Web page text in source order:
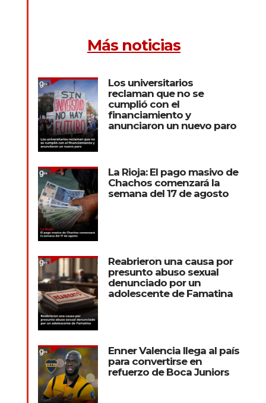
Más noticias
Los universitarios
reclaman que no se
cumplió con el
financiamiento y
anunciaron un nuevo paro
La Rioja: El pago masivo de
Chachos comenzará la
semana del 17 de agosto
Reabrieron una causa por
presunto abuso sexual
denunciado por un
adolescente de Famatina
Enner Valencia llega al país
para convertirse en
refuerzo de Boca Juniors